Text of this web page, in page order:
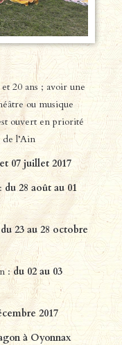
20 ans ; avoir une
ou musique
ouvert en priorité
l’Ain
07 juillet 2017
du 28 août au 01
du 23 au 28 octobre
:du 02 au 03
2017
à Oyonnax